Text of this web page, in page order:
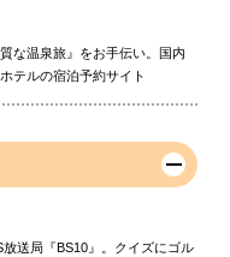
な温泉旅』をお手伝い。国内
テルの宿泊予約サイト
送局『BS10』。クイズにゴル